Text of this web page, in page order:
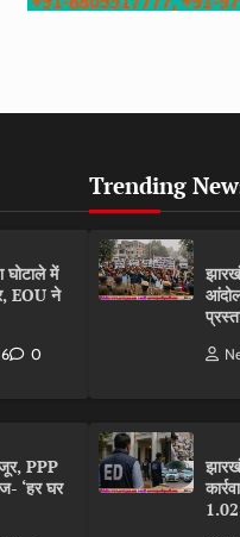
घोटाले में
EOU ने
0
PPP
‘हर घर
Trending